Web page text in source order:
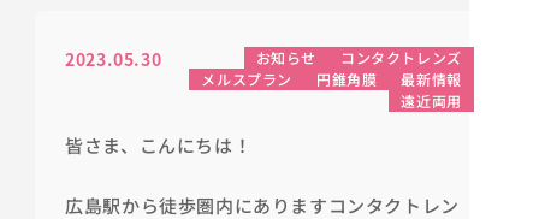
2023.05.30 お知らせ
コンタクトレンズ
メルスプラン
円錐角膜
最新情報
遠近両用
皆さま、こんにちは！
広島駅から徒歩圏内にありますコンタクトレン